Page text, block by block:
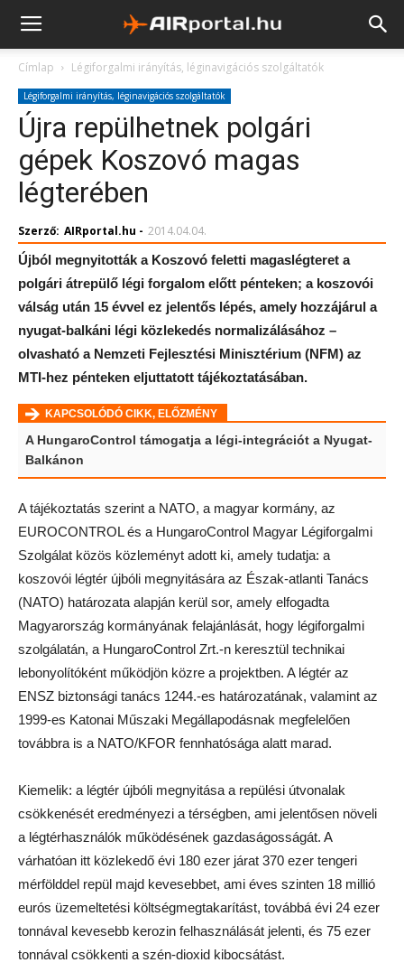
Címlap Légiforgalmi irányítás, léginavigációs szolgáltatók
Légiforgalmi irányítás, léginavigációs szolgáltatók
Újra repülhetnek polgári
gépek Koszovó magas
légterében
Szerző: AIRportal.hu - 2014.04.04.
Újból megnyitották a Koszovó feletti magaslégteret a
polgári átrepülő légi forgalom előtt pénteken; a koszovói
válság után 15 évvel ez jelentős lépés, amely hozzájárul a
nyugat-balkáni légi közlekedés normalizálásához –
olvasható a Nemzeti Fejlesztési Minisztérium (NFM) az
MTI-hez pénteken eljuttatott tájékoztatásában.
KAPCSOLÓDÓ CIKK, ELŐZMÉNY
A HungaroControl támogatja a légi-integrációt a Nyugat-
Balkánon
A tájékoztatás szerint a NATO, a magyar kormány, az
EUROCONTROL és a HungaroControl Magyar Légiforgalmi
Szolgálat közös közleményt adott ki, amely tudatja: a
koszovói légtér újbóli megnyitására az Észak-atlanti Tanács
(NATO) határozata alapján kerül sor, amely elfogadta
Magyarország kormányának felajánlását, hogy légiforgalmi
szolgálatán, a HungaroControl Zrt.-n keresztül technikai
lebonyolítóként működjön közre a projektben. A légtér az
ENSZ biztonsági tanács 1244.-es határozatának, valamint az
1999-es Katonai Műszaki Megállapodásnak megfelelően
továbbra is a NATO/KFOR fennhatósága alatt marad.
Kiemelik: a légtér újbóli megnyitása a repülési útvonalak
csökkenését eredményezi a térségben, ami jelentősen növeli
a légtérhasználók működésének gazdaságosságát. A
várhatóan itt közlekedő évi 180 ezer járat 370 ezer tengeri
mérfölddel repül majd kevesebbet, ami éves szinten 18 millió
eurós üzemeltetési költségmegtakarítást, továbbá évi 24 ezer
tonnával kevesebb kerozin felhasználását jelenti, és 75 ezer
tonnával csökkenti a szén-dioxid kibocsátást.